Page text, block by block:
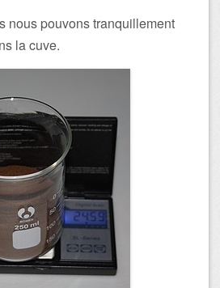
nous pouvons tranquillement
la cuve.